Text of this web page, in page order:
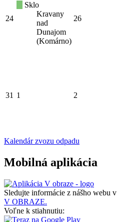
24
Sklo
Kravany
nad
Dunajom
(Komárno)
26
31 1 2
Kalendár zvozu odpadu
Mobilná aplikácia
Sledujte informácie z nášho webu v
V OBRAZE.
Voľne k stiahnutiu: